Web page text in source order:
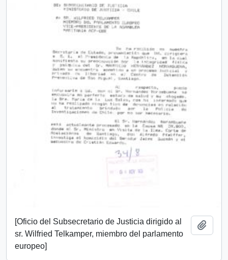
[Oficio del Subsecretario de Justicia dirigido al
sr. Wilfried Telkamper, miembro del parlamento
europeo]